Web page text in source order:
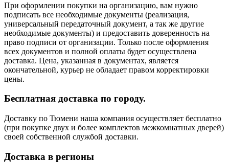
При оформлении покупки на организацию, вам нужно
подписать все необходимые документы (реализация,
универсальный передаточный документ, а так же другие
необходимые документы) и предоставить доверенность на
право подписи от организации. Только после оформления
всех документов и полной оплаты будет осуществлена
доставка. Цена, указанная в документах, является
окончательной, курьер не обладает правом корректировки
цены.
Бесплатная доставка по городу.
Доставку по Тюмени наша компания осуществляет бесплатно
(при покупке двух и более комплектов межкомнатных дверей)
своей собственной службой доставки.
Доставка в регионы